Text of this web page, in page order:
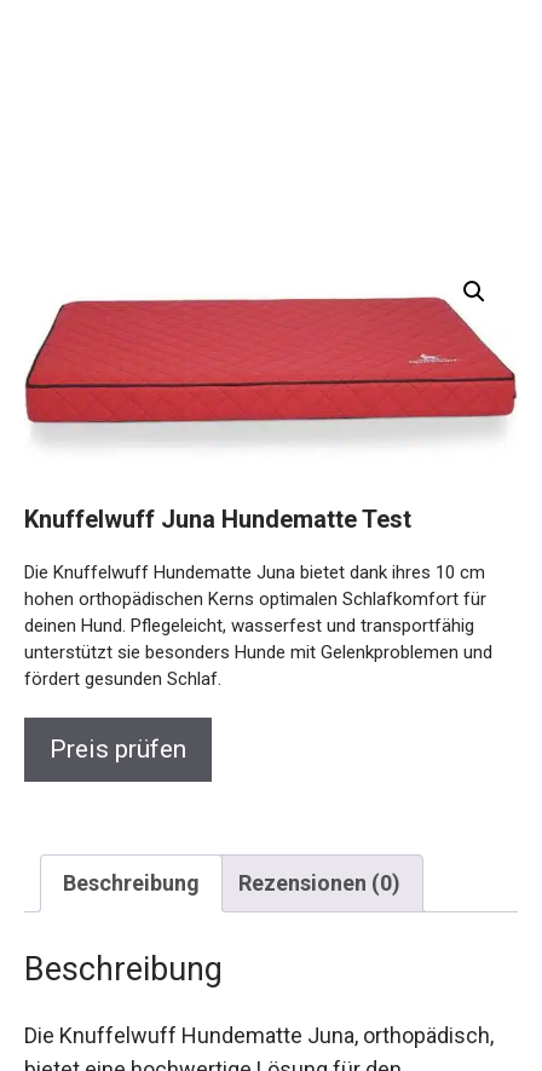
Knuffelwuff Juna Hundematte Test
Die Knuffelwuff Hundematte Juna bietet dank ihres 10 cm
hohen orthopädischen Kerns optimalen Schlafkomfort für
deinen Hund. Pflegeleicht, wasserfest und transportfähig
unterstützt sie besonders Hunde mit Gelenkproblemen und
fördert gesunden Schlaf.
Preis prüfen
Beschreibung Rezensionen (0)
Beschreibung
Die Knuffelwuff Hundematte Juna, orthopädisch,